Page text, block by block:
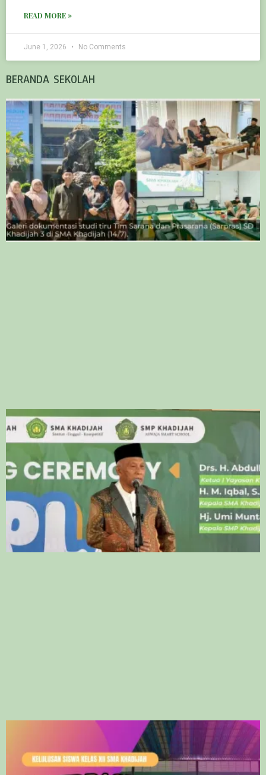
READ MORE »
June 1, 2026 No Comments
BERANDA SEKOLAH